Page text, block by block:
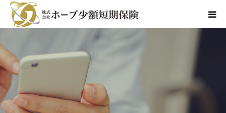
会社情報